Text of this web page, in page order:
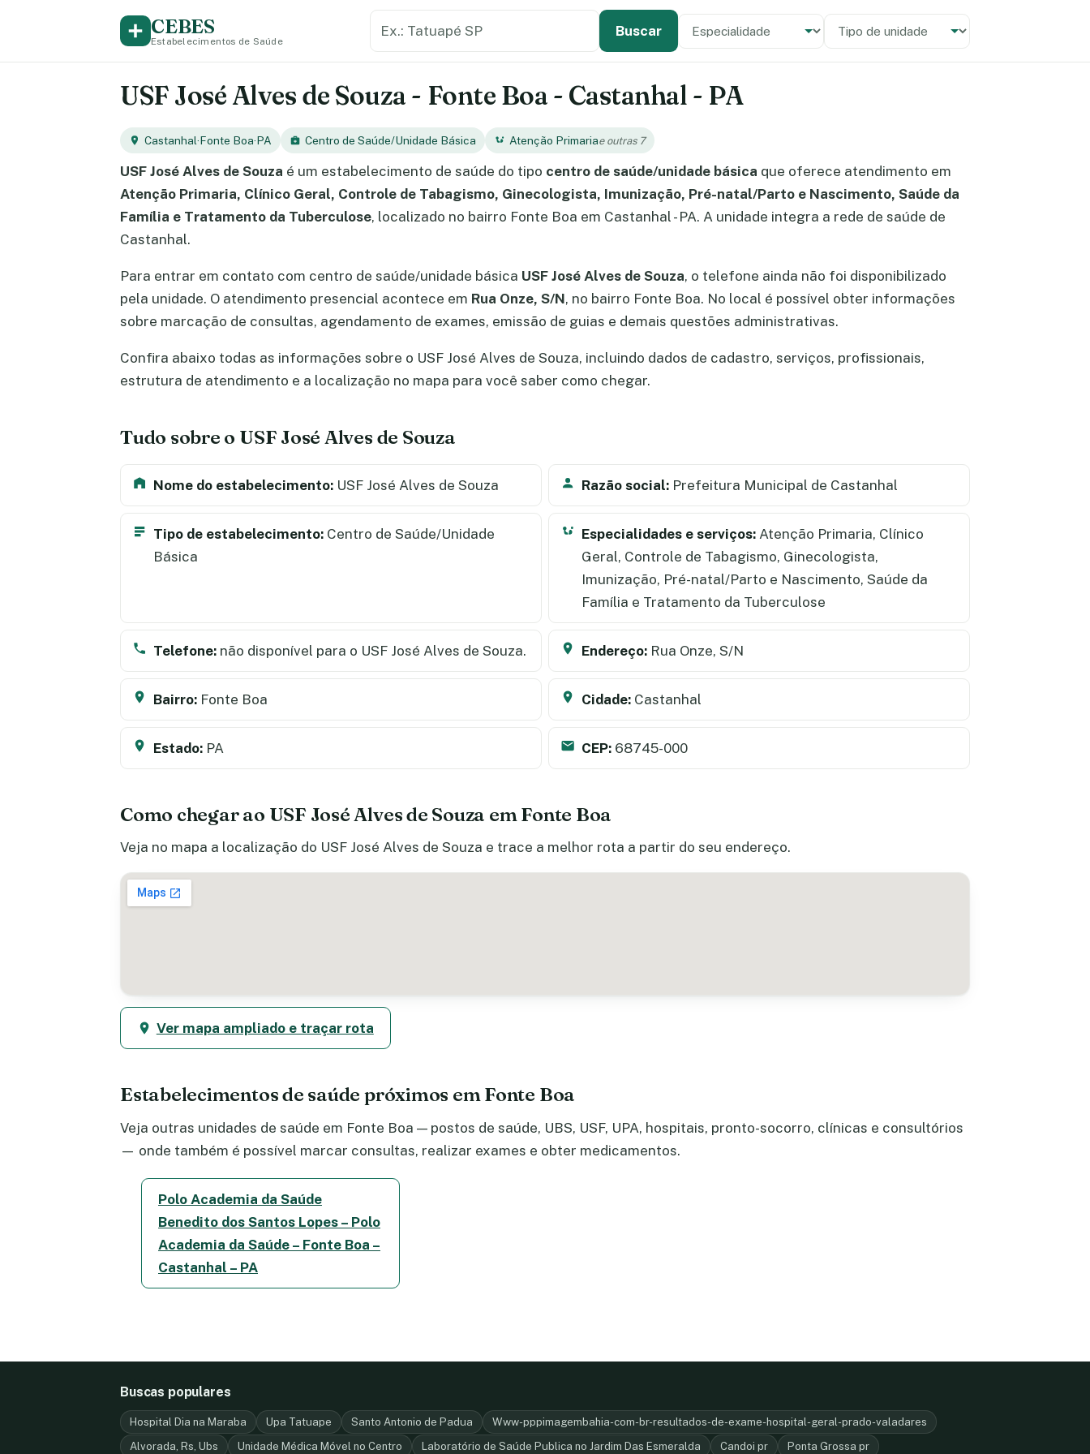
CEBES
Estabelecimentos de Saúde
Buscar Especialidade
Tipo de unidade
USF José Alves de Souza - Fonte Boa - Castanhal - PA
Castanhal·Fonte Boa·PA Centro de Saúde/Unidade Básica Atenção Primariae outras 7
USF José Alves de Souza é um estabelecimento de saúde do tipo centro de saúde/unidade básica que oferece atendimento em
Atenção Primaria, Clínico Geral, Controle de Tabagismo, Ginecologista, Imunização, Pré-natal/Parto e Nascimento, Saúde da
Família e Tratamento da Tuberculose, localizado no bairro Fonte Boa em Castanhal - PA. A unidade integra a rede de saúde de
Castanhal.
Para entrar em contato com centro de saúde/unidade básica USF José Alves de Souza, o telefone ainda não foi disponibilizado
pela unidade. O atendimento presencial acontece em Rua Onze, S/N, no bairro Fonte Boa. No local é possível obter informações
sobre marcação de consultas, agendamento de exames, emissão de guias e demais questões administrativas.
Confira abaixo todas as informações sobre o USF José Alves de Souza, incluindo dados de cadastro, serviços, profissionais,
estrutura de atendimento e a localização no mapa para você saber como chegar.
Tudo sobre o USF José Alves de Souza
Nome do estabelecimento: USF José Alves de Souza Razão social: Prefeitura Municipal de Castanhal
Tipo de estabelecimento: Centro de Saúde/Unidade
Básica
Especialidades e serviços: Atenção Primaria, Clínico
Geral, Controle de Tabagismo, Ginecologista,
Imunização, Pré-natal/Parto e Nascimento, Saúde da
Família e Tratamento da Tuberculose
Telefone: não disponível para o USF José Alves de Souza. Endereço: Rua Onze, S/N
Bairro: Fonte Boa Cidade: Castanhal
Estado: PA CEP: 68745-000
Como chegar ao USF José Alves de Souza em Fonte Boa
Veja no mapa a localização do USF José Alves de Souza e trace a melhor rota a partir do seu endereço.
Ver mapa ampliado e traçar rota
Estabelecimentos de saúde próximos em Fonte Boa
Veja outras unidades de saúde em Fonte Boa — postos de saúde, UBS, USF, UPA, hospitais, pronto-socorro, clínicas e consultórios
— onde também é possível marcar consultas, realizar exames e obter medicamentos.
Polo Academia da Saúde
Benedito dos Santos Lopes – Polo
Academia da Saúde – Fonte Boa –
Castanhal – PA
Buscas populares
Hospital Dia na Maraba Upa Tatuape Santo Antonio de Padua
Www-pppimagembahia-com-br-resultados-de-exame-hospital-geral-prado-valadares
Alvorada, Rs, Ubs
Unidade Médica Móvel no Centro Laboratório de Saúde Publica no Jardim Das Esmeralda Candoi pr Ponta Grossa pr